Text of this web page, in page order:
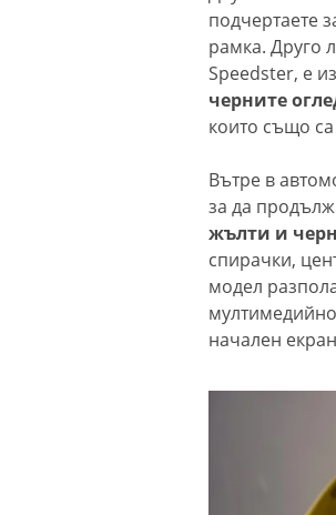
подчертаете
рамка. Друго
Speedster, е
черните
които също
Вътре в
за да
жълти и
спирачки,
модел
начален